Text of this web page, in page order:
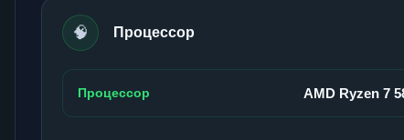
🧠 Процессор
Процессор AMD Ryzen 7